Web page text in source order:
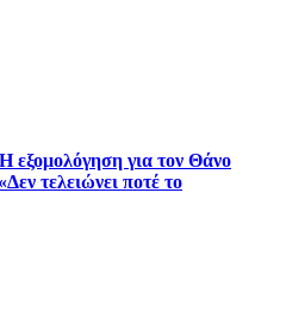
εξομολόγηση για τον Θάνο
τελειώνει ποτέ το